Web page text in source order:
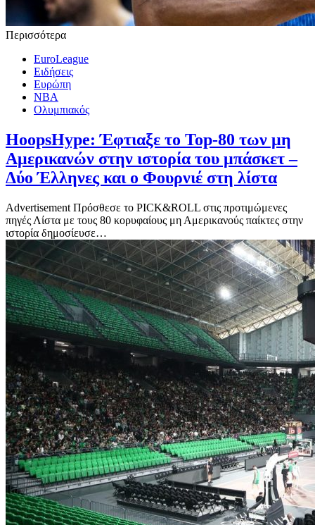
Περισσότερα
EuroLeague
Ειδήσεις
Ευρώπη
ΝΒΑ
Ολυμπιακός
HoopsHype: Έφτιαξε το Top-80 των μη
Αμερικανών στην ιστορία του μπάσκετ –
Δύο Έλληνες και ο Φουρνιέ στη λίστα
Advertisement Πρόσθεσε το PICK&ROLL στις προτιμώμενες
πηγές Λίστα με τους 80 κορυφαίους μη Αμερικανούς παίκτες στην
ιστορία δημοσίευσε…